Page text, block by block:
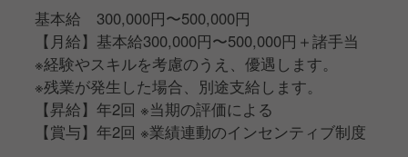
基本給 300,000円〜500,000円
【月給】基本給300,000円〜500,000円＋諸手当
※経験やスキルを考慮のうえ、優遇します。
※残業が発生した場合、別途支給します。
【昇給】年2回 ※当期の評価による
【賞与】年2回 ※業績連動のインセンティブ制度